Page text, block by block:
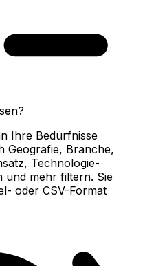
Ihre Bedürfnisse
Geografie, Branche,
Technologie-
und mehr filtern. Sie
oder CSV-Format